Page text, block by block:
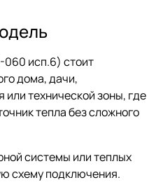
060 исп.6) стоит
дома, дачи,
технической зоны, где
тепла без сложного
системы или теплых
схему подключения.